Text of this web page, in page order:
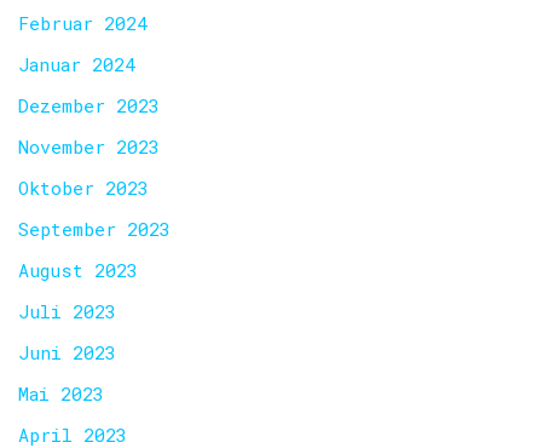
Februar 2024
Januar 2024
Dezember 2023
November 2023
Oktober 2023
September 2023
August 2023
Juli 2023
Juni 2023
Mai 2023
April 2023